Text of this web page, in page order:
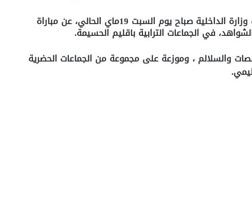
عبر موقع الوظيفة العمومية اعلنت وزارة الداخلية صباح يوم السبت 19ماي الحالي، عن مباراة
والسلالم ، وموزعة على مجموعة من الجماعات الحضرية